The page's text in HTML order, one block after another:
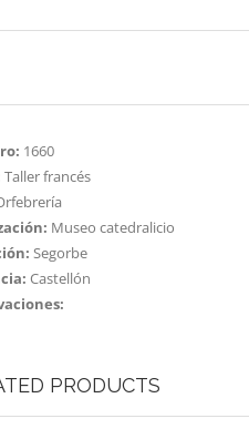
1660
Taller francés
Museo catedralicio
Segorbe
Castellón
PRODUCTS